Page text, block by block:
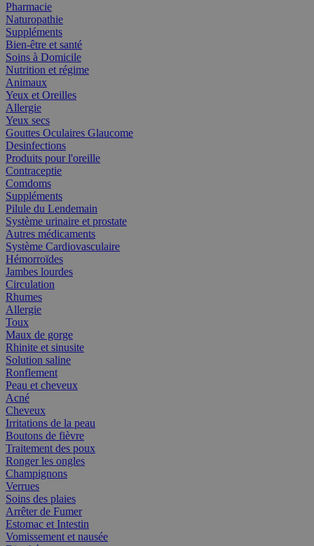
Pharmacie
Naturopathie
Suppléments
Bien-être et santé
Soins à Domicile
Nutrition et régime
Animaux
Yeux et Oreilles
Allergie
Yeux secs
Gouttes Oculaires Glaucome
Desinfections
Produits pour l'oreille
Contraceptie
Comdoms
Suppléments
Pilule du Lendemain
Système urinaire et prostate
Autres médicaments
Système Cardiovasculaire
Hémorroïdes
Jambes lourdes
Circulation
Rhumes
Allergie
Toux
Maux de gorge
Rhinite et sinusite
Solution saline
Ronflement
Peau et cheveux
Acné
Cheveux
Irritations de la peau
Boutons de fièvre
Traitement des poux
Ronger les ongles
Champignons
Verrues
Soins des plaies
Arrêter de Fumer
Estomac et Intestin
Vomissement et nausée